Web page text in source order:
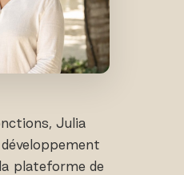
Julia
plateforme de